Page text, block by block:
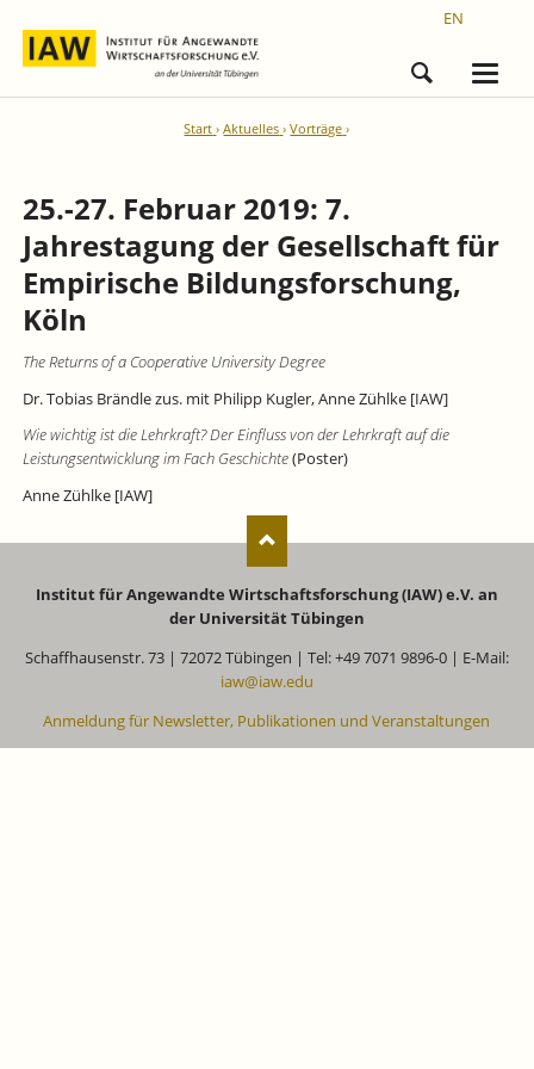
EN
Start Aktuelles Vorträge
25.-27. Februar 2019: 7.
Jahrestagung der Gesellschaft für
Empirische Bildungsforschung,
Köln
The Returns of a Cooperative University Degree
Dr. Tobias Brändle zus. mit Philipp Kugler, Anne Zühlke [IAW]
Wie wichtig ist die Lehrkraft? Der Einfluss von der Lehrkraft auf die
Leistungsentwicklung im Fach Geschichte(Poster)
Anne Zühlke [IAW]
Institut für Angewandte Wirtschaftsforschung (IAW) e.V. an
der Universität Tübingen
Schaffhausenstr. 73 | 72072 Tübingen | Tel: +49 7071 9896-0 | E-Mail:
iaw@iaw.edu
Anmeldung für Newsletter, Publikationen und Veranstaltungen